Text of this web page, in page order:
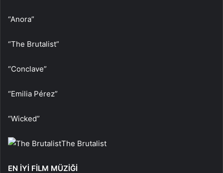
“Anora”
“The Brutalist”
“Conclave”
“Emilia Pérez”
“Wicked”
The Brutalist
EN İYİ FİLM MÜZİĞİ